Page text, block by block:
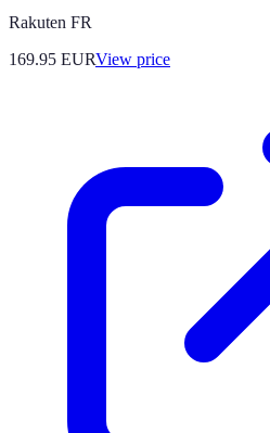
Rakuten FR
169.95 EURView price